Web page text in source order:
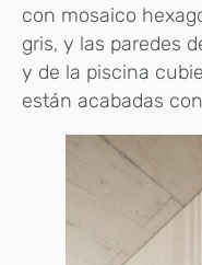
con mosaico
gris, y las paredes
y de la piscina
están acabadas